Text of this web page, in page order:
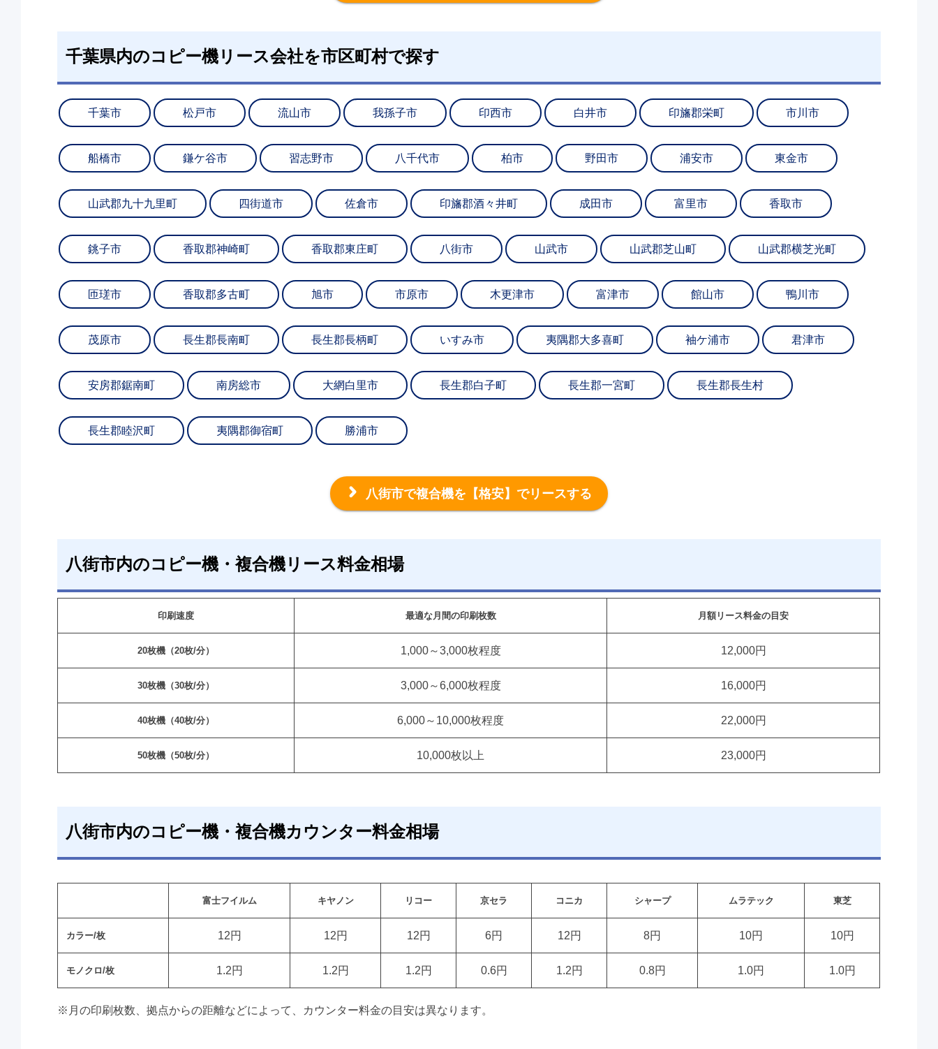
千葉県内のコピー機リース会社を市区町村で探す
千葉市 松戸市 流山市 我孫子市 印西市 白井市 印旛郡栄町 市川市
船橋市 鎌ケ谷市 習志野市 八千代市 柏市 野田市 浦安市 東金市
山武郡九十九里町 四街道市 佐倉市 印旛郡酒々井町 成田市 富里市 香取市
銚子市 香取郡神崎町 香取郡東庄町 八街市 山武市 山武郡芝山町 山武郡横芝光町
匝瑳市 香取郡多古町 旭市 市原市 木更津市 富津市 館山市 鴨川市
茂原市 長生郡長南町 長生郡長柄町 いすみ市 夷隅郡大多喜町 袖ケ浦市 君津市
安房郡鋸南町 南房総市 大網白里市 長生郡白子町 長生郡一宮町 長生郡長生村
長生郡睦沢町 夷隅郡御宿町 勝浦市
八街市で複合機を 【格安】でリースする
八街市内のコピー機・複合機リース料金相場
印刷速度 最適な月間の印刷枚数 月額リース料金の目安
20枚機（20枚/分） 1,000～3,000枚程度 12,000円
30枚機（30枚/分） 3,000～6,000枚程度 16,000円
40枚機（40枚/分） 6,000～10,000枚程度 22,000円
50枚機（50枚/分） 10,000枚以上 23,000円
八街市内のコピー機・複合機カウンター料金相場
富士フイルム キヤノン リコー 京セラ コニカ シャープ ムラテック 東芝
カラー/枚 12円 12円 12円 6円 12円 8円 10円 10円
モノクロ/枚 1.2円 1.2円 1.2円 0.6円 1.2円 0.8円 1.0円 1.0円
※月の印刷枚数、拠点からの距離などによって、カウンター料金の目安は異なります。